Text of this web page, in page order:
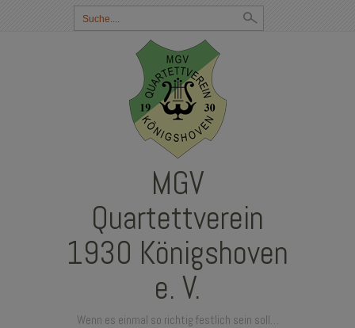
Suchbegriff
eingeben:
MGV
Quartettverein
1930 Königshoven
e. V.
Wenn es einmal so richtig festlich sein soll…